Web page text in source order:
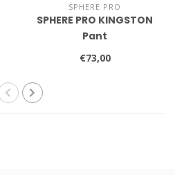
SPHERE PRO
SPHERE PRO KINGSTON
Pant
€73,00